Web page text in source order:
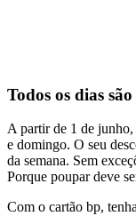
Todos os dias
A partir de 1 de junho,
e domingo. O seu
da semana. Sem
Porque poupar deve
Com o cartão bp,